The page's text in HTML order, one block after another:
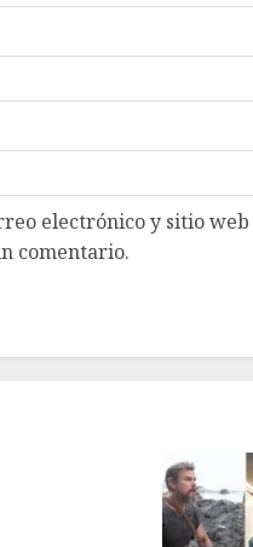
electrónico y sitio
comentario.